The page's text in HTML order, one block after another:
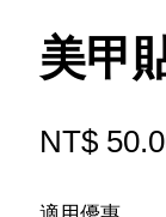
美甲
NT$